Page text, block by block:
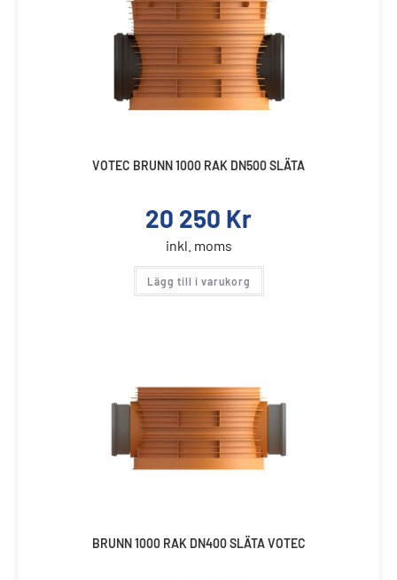
VOTEC BRUNN 1000 RAK DN500 SLÄTA
20 250 Kr
inkl. moms
Lägg till i varukorg
BRUNN 1000 RAK DN400 SLÄTA VOTEC